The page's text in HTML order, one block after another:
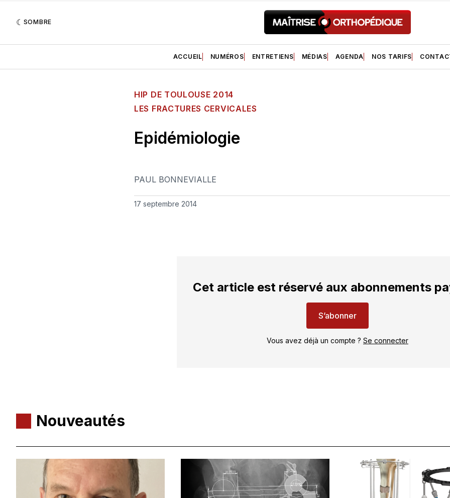
SOMBRE
ACCUEIL NUMÉROS ENTRETIENS MÉDIAS AGENDA NOS TARIFS
HIP DE TOULOUSE 2014
LES FRACTURES CERVICALES
Epidémiologie
PAUL BONNEVIALLE
17 septembre 2014
Cet article est réservé aux abonnements
S’abonner
Vous avez déjà un compte ? Se connecter
Nouveautés